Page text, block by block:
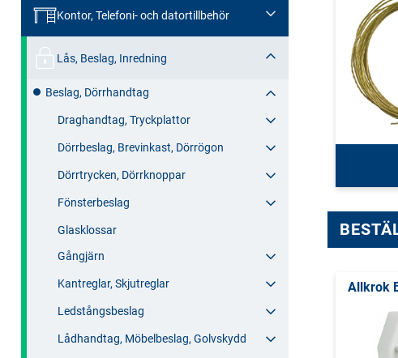
Kontor, Telefoni- och datortillbehör
Lås, Beslag, Inredning
Beslag, Dörrhandtag
Draghandtag, Tryckplattor
Dörrbeslag, Brevinkast, Dörrögon
Dörrtrycken, Dörrknoppar
Fönsterbeslag
Glasklossar
Gångjärn
Kantreglar, Skjutreglar
Ledstångsbeslag
Lådhandtag, Möbelbeslag, Golvskydd
Allkrok